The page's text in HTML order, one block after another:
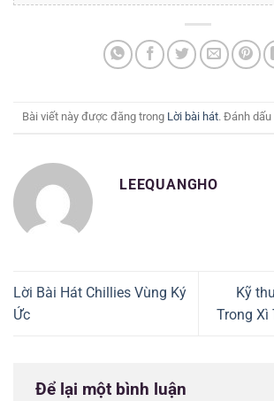
Bài viết này được đăng trong Lời bài hát. Đánh dấu
LEEQUANGHO
Lời Bài Hát Chillies Vùng Ký
Ức
Kỹ
Trong Xì
Để lại một bình luận